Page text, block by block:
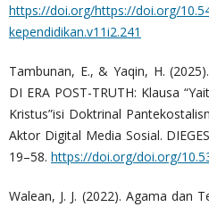
https://doi.org/https://doi.org/
kependidikan.v11i2.241
Tambunan, E., & Yaqin, H.
DI ERA POST-TRUTH: Klausa
Kristus”isi Doktrinal
Aktor Digital Media Sosial.
19–58. https://doi.org/doi.org/
Walean, J. J. (2022). Agama dan